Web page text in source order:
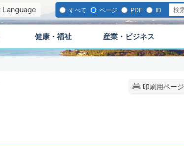
すべて ページ PDF ID
健康・福祉 産業・ビジネス
印刷用ページ